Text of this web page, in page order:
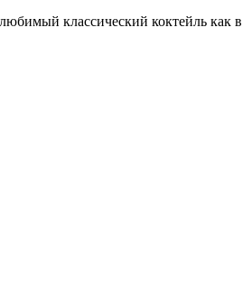
классический коктейль как в